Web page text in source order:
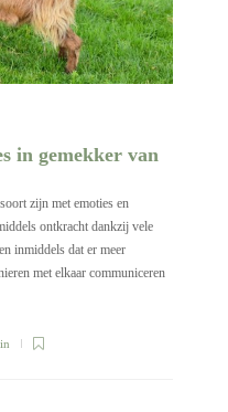
in gemekker van
zijn met emoties en
ontkracht dankzij vele
inmiddels dat er meer
met elkaar communiceren